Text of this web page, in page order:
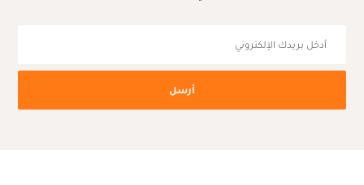
أرسل